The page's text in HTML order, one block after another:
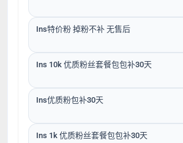
Ins特价粉 掉粉不补 无售后
Ins 10k 优质粉丝套餐包包补30天
Ins优质粉包补30天
Ins 1k 优质粉丝套餐包包补30天